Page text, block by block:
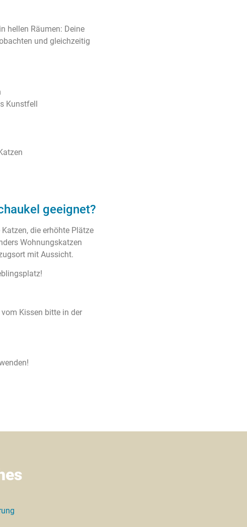
hellen Räumen: Deine
und gleichzeitig
Kunstfell
geeignet?
die erhöhte Plätze
Wohnungskatzen
mit Aussicht.
Kissen bitte in der